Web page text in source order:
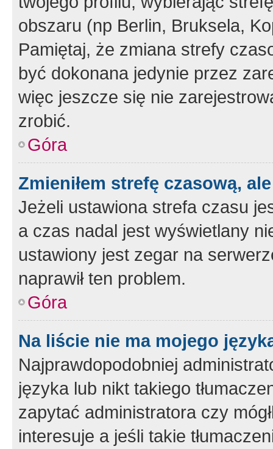
obszaru (np Berlin, Bruksela,
Pamiętaj, że zmiana strefy
być dokonana jedynie przez
więc jeszcze się nie
zrobić.
Góra
Zmieniłem strefę czasową,
Jeżeli ustawiona strefa czasu
a czas nadal jest wyświetlany
ustawiony jest zegar na
naprawił ten problem.
Góra
Na liście nie ma mojego
Najprawdopodobniej
języka lub nikt takiego
zapytać administratora czy
interesuje a jeśli takie